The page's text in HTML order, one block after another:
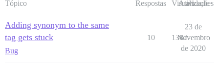
Tópico Respostas Visualizações
Atividade
Adding synonym to the same
tag gets stuck
Bug
10 1382
23 de
Novembro
de 2020